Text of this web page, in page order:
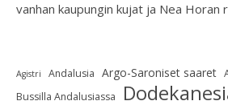
vanhan kaupungin kujat ja Nea Horan
Agistri Andalusia Argo-Saroniset saaret
Bussilla Andalusiassa